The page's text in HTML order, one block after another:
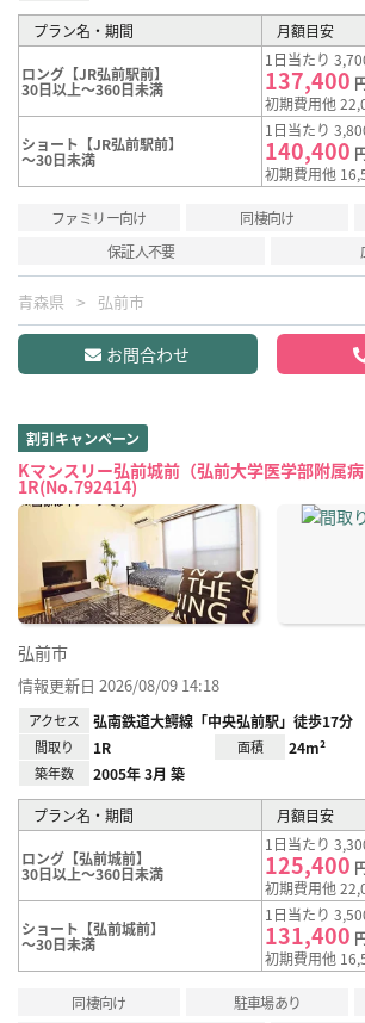
プラン名・期間 月額目安
ロング【JR弘前駅前】
30日以上～360日未満
1日当たり
137,400
初期費用他
ショート【JR弘前駅前】
～30日未満
1日当たり
140,400
初期費用他
ファミリー向け 同棲向け
保証人不要
青森県 弘前市
お問合わせ
割引キャンペーン
Kマンスリー弘前城前（弘前大学医学部附属病
1R(No.792414)
弘前市
情報更新日 2026/08/09 14:18
アクセス 弘南鉄道大鰐線「中央弘前駅」徒歩17分
間取り 1R 面積 24m²
築年数 2005年 3月 築
プラン名・期間 月額目安
ロング【弘前城前】
30日以上～360日未満
1日当たり
125,400
初期費用他
ショート【弘前城前】
～30日未満
1日当たり
131,400
初期費用他
同棲向け 駐車場あり